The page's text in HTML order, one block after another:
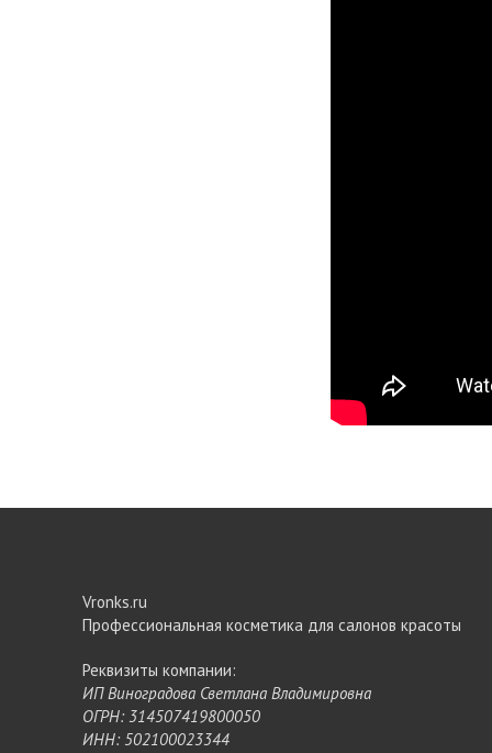
Vronks.ru
Профессиональная косметика для салонов красоты
Реквизиты компании:
ИП Виноградова Светлана Владимировна
ОГРН: 314507419800050
ИНН: 502100023344